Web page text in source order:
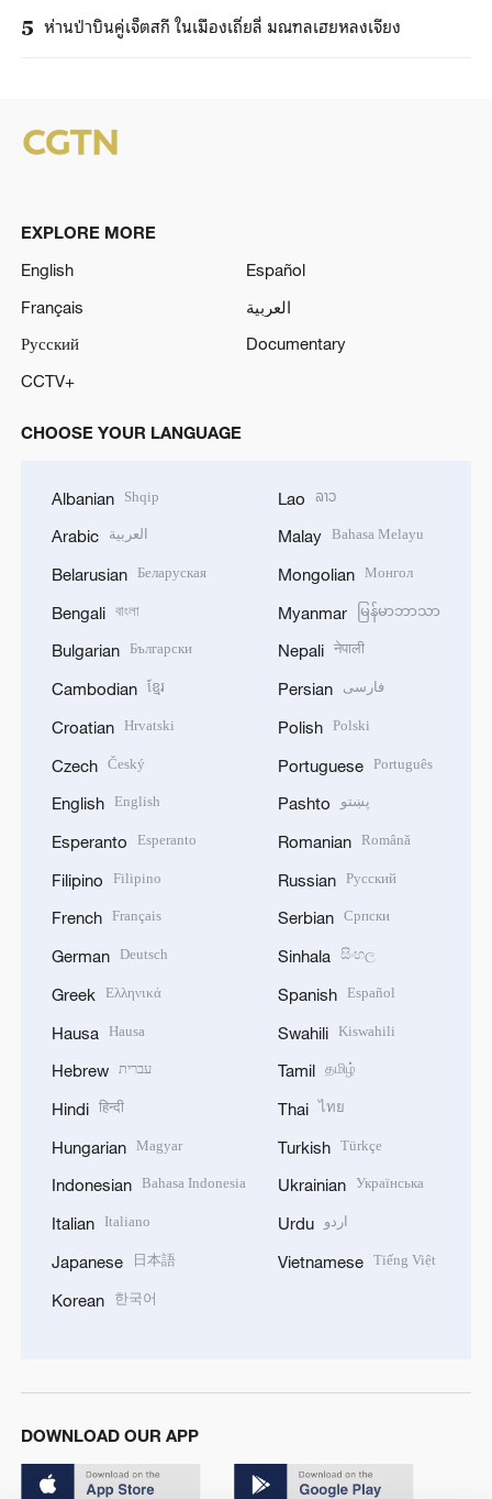
5 ห่านป่าบินคู่เจ็ตสกี ในเมืองเถี่ยลี่ มณฑลเฮยหลงเจียง
EXPLORE MORE
English
Español
Français
العربية
Русский
Documentary
CCTV+
CHOOSE YOUR LANGUAGE
Albanian Shqip
Arabic العربية
Belarusian Беларуская
Bengali বাংলা
Bulgarian Български
Cambodian ខ្មែរ
Croatian Hrvatski
Czech Český
English English
Esperanto Esperanto
Filipino Filipino
French Français
German Deutsch
Greek Ελληνικά
Hausa Hausa
Hebrew עברית
Hindi हिन्दी
Hungarian Magyar
Indonesian Bahasa Indonesia
Italian Italiano
Japanese 日本語
Korean 한국어
Lao ລາວ
Malay Bahasa Melayu
Mongolian Монгол
Myanmar မြန်မာဘာသာ
Nepali नेपाली
Persian فارسی
Polish Polski
Portuguese Português
Pashto پښتو
Romanian Română
Russian Русский
Serbian Српски
Sinhala සිංහල
Spanish Español
Swahili Kiswahili
Tamil தமிழ்
Thai ไทย
Turkish Türkçe
Ukrainian Українська
Urdu اردو
Vietnamese Tiếng Việt
DOWNLOAD OUR APP